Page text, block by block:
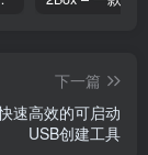
下一篇
速高效的可启动
USB创建工具